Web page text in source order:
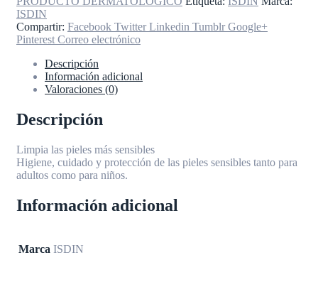
ISDIN
Compartir: Facebook Twitter Linkedin Tumblr Google+
Pinterest Correo electrónico
Descripción
Información adicional
Valoraciones (0)
Descripción
Limpia las pieles más sensibles
Higiene, cuidado y protección de las pieles sensibles tanto para
adultos como para niños.
Información adicional
Marca ISDIN